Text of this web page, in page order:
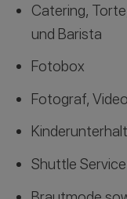
Catering,
und Barista
Fotobox
Fotograf,
Shuttle